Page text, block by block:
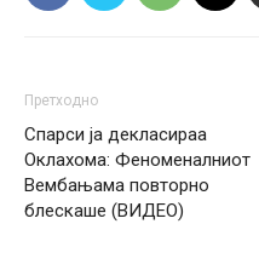
Претходно
Спарси ја декласираа
Оклахома: Феноменалниот
Вембањама повторно
блескаше (ВИДЕО)